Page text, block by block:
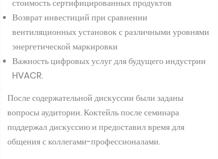
продукции
Техничность выбора программного обеспечения в
чиллерах
Технологические преимущества и добавленная
стоимость сертифицированных продуктов
Возврат инвестиций при сравнении
энергетической маркировки
Важность цифровых услуг для будущего индустрии
HVACR.